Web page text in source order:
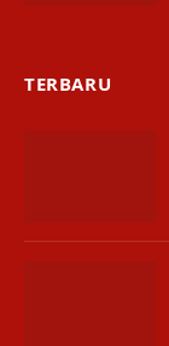
TERBARU